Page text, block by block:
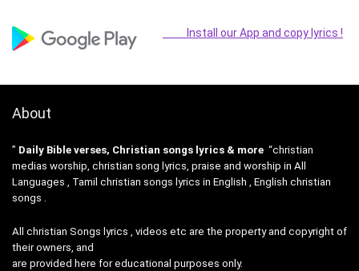
Install our App and copy lyrics !
About
” Daily Bible verses, Christian songs lyrics & more “christian
medias worship, christian song lyrics, praise and worship in All
Languages , Tamil christian songs lyrics in English , English christian
songs .
All christian Songs lyrics , videos etc are the property and copyright of
their owners, and
are provided here for educational purposes only.